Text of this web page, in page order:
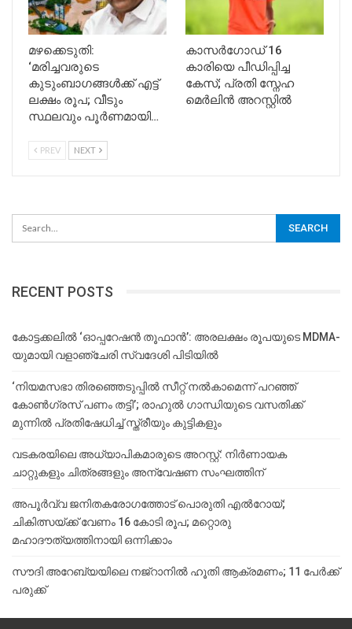
മഴക്കെടുതി:
‘മരിച്ചവരുടെ
കുടുംബാഗങ്ങൾക്ക് എട്ട്
ലക്ഷം രൂപ; വീടും
സ്ഥലവും പൂർണമായി…
കാസർഗോഡ് 16
കാരിയെ പീഡിപ്പിച്ച
കേസ്; പ്രതി സ്നേഹ
മെർലിൻ അറസ്റ്റിൽ
PREV NEXT
RECENT POSTS
കോട്ടക്കലിൽ ‘ഓപ്പറേഷൻ തൂഫാൻ’: അരലക്ഷം രൂപയുടെ MDMA-
യുമായി വളാഞ്ചേരി സ്വദേശി പിടിയിൽ
‘നിയമസഭാ തിരഞ്ഞെടുപ്പിൽ സീറ്റ് നൽകാമെന്ന് പറഞ്ഞ്
കോൺഗ്രസ് പണം തട്ടി’; രാഹുൽ ഗാന്ധിയുടെ വസതിക്ക്
മുന്നിൽ പ്രതിഷേധിച്ച് സ്ത്രീയും കുട്ടികളും
വടകരയിലെ അധ്യാപികമാരുടെ അറസ്റ്റ്: നിർണായക
ചാറ്റുകളും ചിത്രങ്ങളും അന്വേഷണ സംഘത്തിന്
അപൂര്‍വ്വ ജനിതകരോഗത്തോട് പൊരുതി എല്‍റോയ്;
ചികിത്സയ്ക്ക് വേണം 16 കോടി രൂപ; മറ്റൊരു
മഹാദൗത്യത്തിനായി ഒന്നിക്കാം
സൗദി അറേബ്യയിലെ നജ്‌റാനില്‍ ഹൂതി ആക്രമണം; 11 പേര്‍ക്ക്
പരുക്ക്